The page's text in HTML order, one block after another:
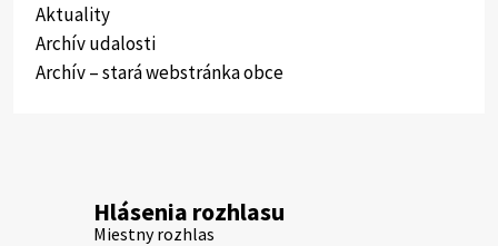
Aktuality
Archív udalosti
Archív – stará webstránka obce
Hlásenia rozhlasu
Miestny rozhlas